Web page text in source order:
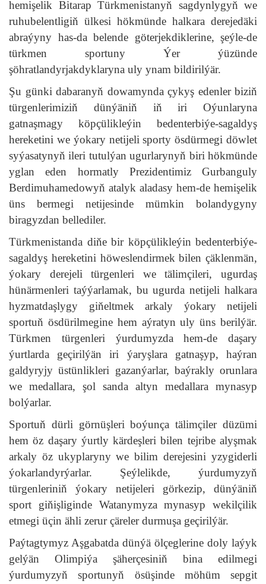
hemişelik Bitarap Türkmenistanyň sagdynlygyň we
ruhubelentligiň ülkesi hökmünde halkara derejedäki
abraýyny has-da belende göterjekdiklerine, şeýle-de
türkmen sportuny Ýer ýüzünde
şöhratlandyrjakdyklaryna uly ynam bildirilýär.
Şu günki dabaranyň dowamynda çykyş edenler biziň
türgenlerimiziň dünýäniň iň iri Oýunlaryna
gatnaşmagy köpçülikleýin bedenterbiýe-sagaldyş
hereketini we ýokary netijeli sporty ösdürmegi döwlet
syýasatynyň ileri tutulýan ugurlarynyň biri hökmünde
yglan eden hormatly Prezidentimiz Gurbanguly
Berdimuhamedowyň atalyk aladasy hem-de hemişelik
üns bermegi netijesinde mümkin bolandygyny
biragyzdan bellediler.
Türkmenistanda diňe bir köpçülikleýin bedenterbiýe-
sagaldyş hereketini höweslendirmek bilen çäklenmän,
ýokary derejeli türgenleri we tälimçileri, ugurdaş
hünärmenleri taýýarlamak, bu ugurda netijeli halkara
hyzmatdaşlygy giňeltmek arkaly ýokary netijeli
sportuň ösdürilmegine hem aýratyn uly üns berilýär.
Türkmen türgenleri ýurdumyzda hem-de daşary
ýurtlarda geçirilýän iri ýaryşlara gatnaşyp, haýran
galdyryjy üstünlikleri gazanýarlar, baýrakly orunlara
we medallara, şol sanda altyn medallara mynasyp
bolýarlar.
Sportuň dürli görnüşleri boýunça tälimçiler düzümi
hem öz daşary ýurtly kärdeşleri bilen tejribe alyşmak
arkaly öz ukyplaryny we bilim derejesini yzygiderli
ýokarlandyrýarlar. Şeýlelikde, ýurdumyzyň
türgenleriniň ýokary netijeleri görkezip, dünýäniň
sport giňişliginde Watanymyza mynasyp wekilçilik
etmegi üçin ähli zerur çäreler durmuşa geçirilýär.
Paýtagtymyz Aşgabatda dünýä ölçeglerine doly laýyk
gelýän Olimpiýa şäherçesiniň bina edilmegi
ýurdumyzyň sportunyň ösüşinde möhüm sepgit